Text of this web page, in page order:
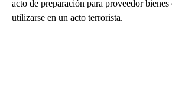
acto de preparación para proveedor
utilizarse en un acto terrorista.